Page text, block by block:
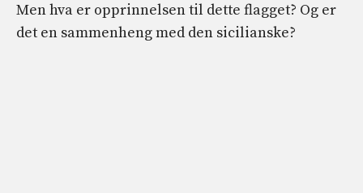
Men hva er opprinnelsen til dette flagget? Og er
det en sammenheng med den sicilianske?